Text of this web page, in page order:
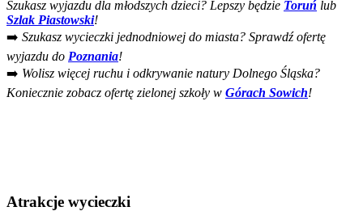
Szukasz wyjazdu dla młodszych dzieci? Lepszy będzie Toruń lub
Szlak Piastowski!
➡️ Szukasz wycieczki jednodniowej do miasta? Sprawdź ofertę
wyjazdu do Poznania!
➡️ Wolisz więcej ruchu i odkrywanie natury Dolnego Śląska?
Koniecznie zobacz ofertę zielonej szkoły w Górach Sowich!
Atrakcje wycieczki